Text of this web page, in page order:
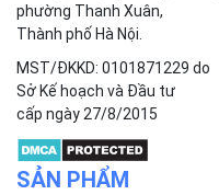
phường Thanh Xuân,
Thành phố Hà Nội.
MST/ĐKKD: 0101871229 do
Sở Kế hoạch và Đầu tư
cấp ngày 27/8/2015
SẢN PHẨM